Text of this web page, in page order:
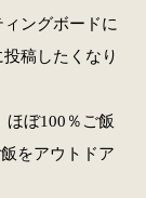
ングボードに
稿したくなり
ほぼ100％ご飯
をアウトドア